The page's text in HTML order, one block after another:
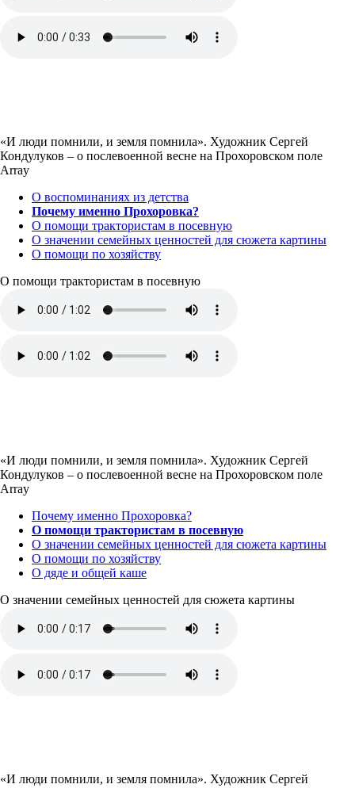
«И люди помнили, и земля помнила». Художник Сергей
Кондулуков – о послевоенной весне на Прохоровском поле
Array
О воспоминаниях из детства
Почему именно Прохоровка?
О помощи трактористам в посевную
О значении семейных ценностей для сюжета картины
О помощи по хозяйству
О помощи трактористам в посевную
«И люди помнили, и земля помнила». Художник Сергей
Кондулуков – о послевоенной весне на Прохоровском поле
Array
Почему именно Прохоровка?
О помощи трактористам в посевную
О значении семейных ценностей для сюжета картины
О помощи по хозяйству
О дяде и общей каше
О значении семейных ценностей для сюжета картины
«И люди помнили, и земля помнила». Художник Сергей